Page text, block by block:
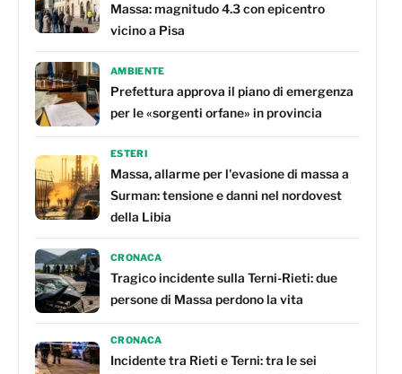
Massa: magnitudo 4.3 con epicentro
vicino a Pisa
AMBIENTE
Prefettura approva il piano di emergenza
per le «sorgenti orfane» in provincia
ESTERI
Massa, allarme per l'evasione di massa a
Surman: tensione e danni nel nordovest
della Libia
CRONACA
Tragico incidente sulla Terni-Rieti: due
persone di Massa perdono la vita
CRONACA
Incidente tra Rieti e Terni: tra le sei